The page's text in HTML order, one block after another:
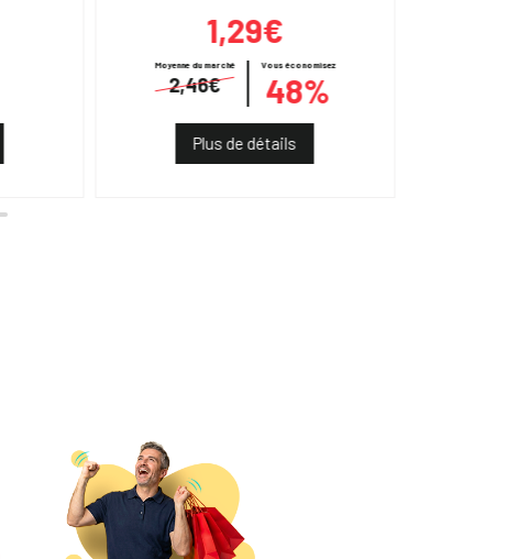
1,29€
Moyenne du marché
2,46€
Vous économisez
48%
Plus de détails